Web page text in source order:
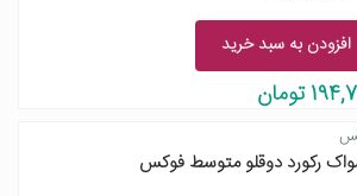
افزودن به سبد خرید
تومان
رکورد دوقلو متوسط فوکس